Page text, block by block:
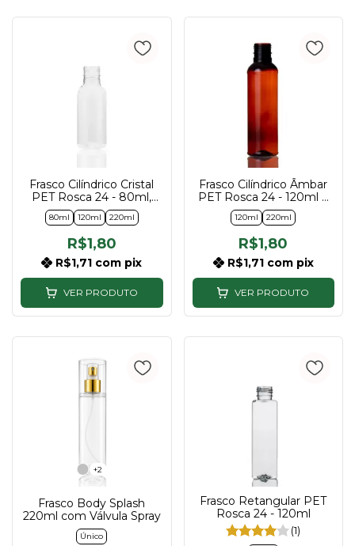
Frasco Cilíndrico Cristal
PET Rosca 24 - 80ml,
120ml e 220ml
80ml 120ml 220ml
R$1,80
R$1,71 com pix
VER PRODUTO
Frasco Cilíndrico Âmbar
PET Rosca 24 - 120ml e
220ml
120ml 220ml
R$1,80
R$1,71 com pix
VER PRODUTO
+2
Frasco Body Splash
220ml com Válvula Spray
Único
Frasco Retangular PET
Rosca 24 - 120ml
(1)